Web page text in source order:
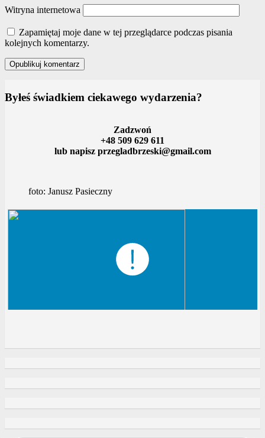
Witryna internetowa
Zapamiętaj moje dane w tej przeglądarce podczas pisania
kolejnych komentarzy.
Byłeś świadkiem ciekawego wydarzenia?
Zadzwoń
+48 509 629 611
lub napisz przegladbrzeski@gmail.com
foto: Janusz Pasieczny